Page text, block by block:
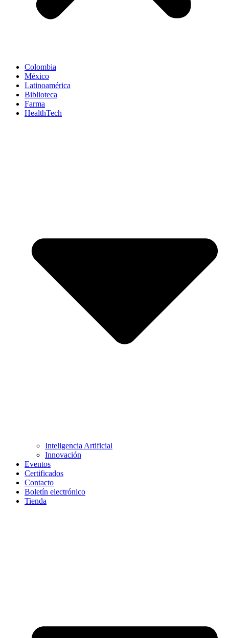
Colombia
México
Latinoamérica
Biblioteca
Farma
HealthTech
Inteligencia Artificial
Innovación
Eventos
Certificados
Contacto
Boletín electrónico
Tienda